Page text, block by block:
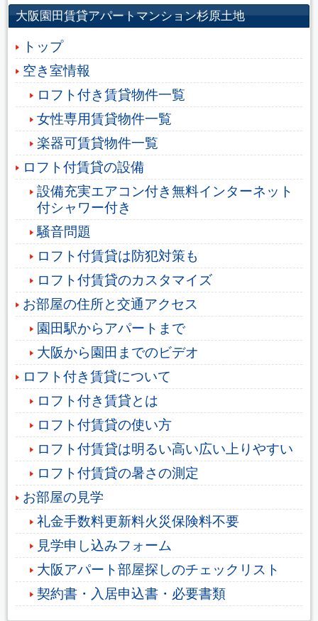
大阪園田賃貸アパートマンション杉原土地
トップ
空き室情報
ロフト付き賃貸物件一覧
女性専用賃貸物件一覧
楽器可賃貸物件一覧
ロフト付賃貸の設備
設備充実エアコン付き無料インターネット
付シャワー付き
騒音問題
ロフト付賃貸は防犯対策も
ロフト付賃貸のカスタマイズ
お部屋の住所と交通アクセス
園田駅からアパートまで
大阪から園田までのビデオ
ロフト付き賃貸について
ロフト付き賃貸とは
ロフト付賃貸の使い方
ロフト付賃貸は明るい高い広い上りやすい
ロフト付賃貸の暑さの測定
お部屋の見学
礼金手数料更新料火災保険料不要
見学申し込みフォーム
大阪アパート部屋探しのチェックリスト
契約書・入居申込書・必要書類